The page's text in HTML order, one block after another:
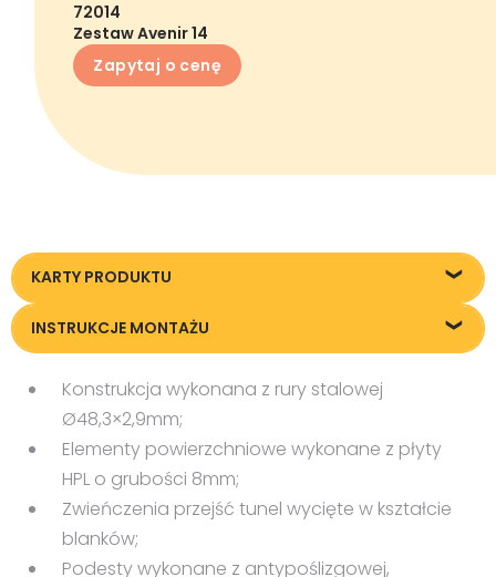
72014
Zestaw Avenir 14
Zapytaj o cenę
KARTY PRODUKTU
72014_Zestaw-Avenir-14_KT20240304
INSTRUKCJE MONTAŻU
72014 Instrukcja montażu
Konstrukcja wykonana z rury stalowej
Ø48,3×2,9mm;
Elementy powierzchniowe wykonane z płyty
HPL o grubości 8mm;
Zwieńczenia przejść tunel wycięte w kształcie
blanków;
Podesty wykonane z antypoślizgowej,